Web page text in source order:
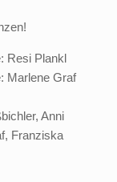
Resi Plankl
Marlene Graf
Anni
Franziska